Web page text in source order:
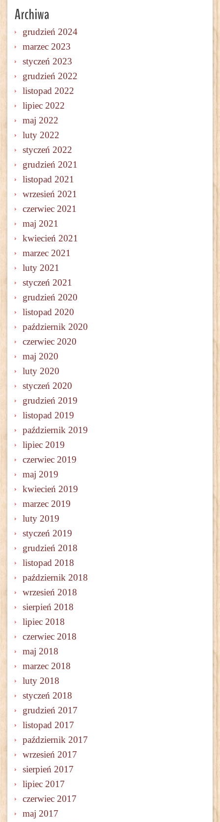
Archiwa
grudzień 2024
marzec 2023
styczeń 2023
grudzień 2022
listopad 2022
lipiec 2022
maj 2022
luty 2022
styczeń 2022
grudzień 2021
listopad 2021
wrzesień 2021
czerwiec 2021
maj 2021
kwiecień 2021
marzec 2021
luty 2021
styczeń 2021
grudzień 2020
listopad 2020
październik 2020
czerwiec 2020
maj 2020
luty 2020
styczeń 2020
grudzień 2019
listopad 2019
październik 2019
lipiec 2019
czerwiec 2019
maj 2019
kwiecień 2019
marzec 2019
luty 2019
styczeń 2019
grudzień 2018
listopad 2018
październik 2018
wrzesień 2018
sierpień 2018
lipiec 2018
czerwiec 2018
maj 2018
marzec 2018
luty 2018
styczeń 2018
grudzień 2017
listopad 2017
październik 2017
wrzesień 2017
sierpień 2017
lipiec 2017
czerwiec 2017
maj 2017